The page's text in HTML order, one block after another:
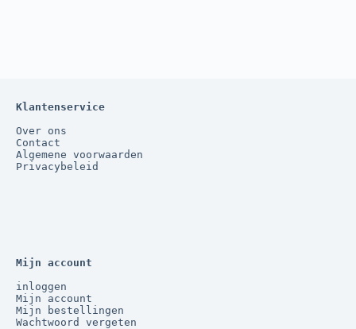
Klantenservice
Over ons
Contact
Algemene voorwaarden
Privacybeleid
Mijn account
inloggen
Mijn account
Mijn bestellingen
Wachtwoord vergeten